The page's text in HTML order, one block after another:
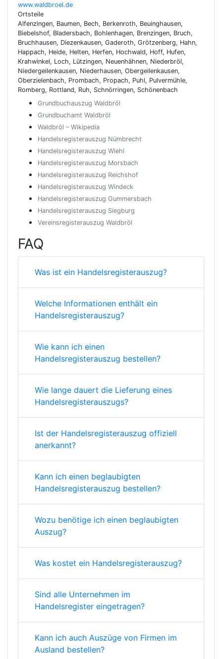
www.waldbroel.de
Ortsteile
Alfenzingen, Baumen, Bech, Berkenroth, Beuinghausen,
Biebelshof, Bladersbach, Bohlenhagen, Brenzingen, Bruch,
Bruchhausen, Diezenkausen, Gaderoth, Grötzenberg, Hahn,
Happach, Heide, Helten, Herfen, Hochwald, Hoff, Hufen,
Krahwinkel, Loch, Lützingen, Neuenhähnen, Niederbröl,
Niedergeilenkausen, Niederhausen, Obergeilenkausen,
Oberzielenbach, Prombach, Propach, Puhl, Pulvermühle,
Romberg, Rottland, Ruh, Schnörringen, Schönenbach
Grundbuchauszug Waldbröl
Grundbuchamt Waldbröl
Waldbröl – Wikipedia
Handelsregisterauszug Nümbrecht
Handelsregisterauszug Wiehl
Handelsregisterauszug Morsbach
Handelsregisterauszug Reichshof
Handelsregisterauszug Windeck
Handelsregisterauszug Gummersbach
Handelsregisterauszug Siegburg
Vereinsregisterauszug Waldbröl
FAQ
Was ist ein Handelsregisterauszug?
Welche Informationen enthält ein
Handelsregisterauszug?
Wie kann ich einen
Handelsregisterauszug bestellen?
Wie lange dauert die Lieferung eines
Handelsregisterauszugs?
Ist der Handelsregisterauszug offiziell
anerkannt?
Kann ich einen beglaubigten
Handelsregisterauszug bestellen?
Wozu benötige ich einen beglaubigten
Auszug?
Was kostet ein Handelsregisterauszug?
Sind alle Unternehmen im
Handelsregister eingetragen?
Kann ich auch Auszüge von Firmen im
Ausland bestellen?